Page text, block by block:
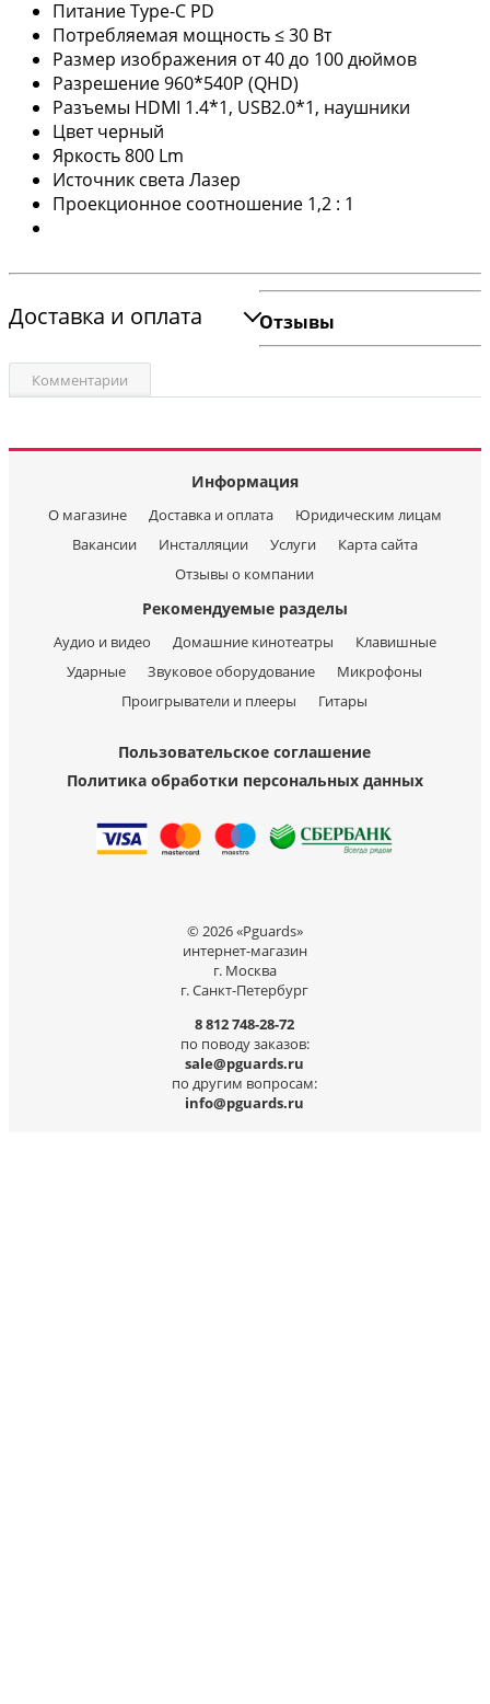
Питание Type-C PD
Потребляемая мощность ≤ 30 Вт
Размер изображения от 40 до 100 дюймов
Разрешение 960*540P (QHD)
Разъемы HDMI 1.4*1, USB2.0*1, наушники
Цвет черный
Яркость 800 Lm
Источник света Лазер
Проекционное соотношение 1,2 : 1
Доставка и оплата Отзывы
Комментарии
Информация
О магазине Доставка и оплата
Юридическим лицам
Вакансии
Инсталляции Услуги
Карта сайта
Отзывы о компании
Рекомендуемые разделы
Аудио и видео Домашние кинотеатры
Клавишные
Ударные
Звуковое оборудование
Микрофоны
Проигрыватели и плееры
Гитары
Пользовательское соглашение
Политика обработки персональных данных
© 2026 «Pguards»
интернет-магазин
г. Москва
г. Санкт-Петербург
8 812 748-28-72
по поводу заказов:
sale@pguards.ru
по другим вопросам:
info@pguards.ru